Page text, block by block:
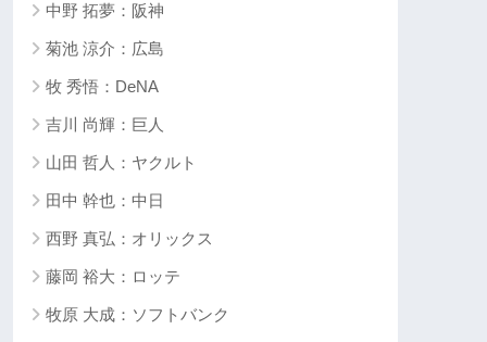
中野 拓夢：阪神
菊池 涼介：広島
牧 秀悟：DeNA
吉川 尚輝：巨人
山田 哲人：ヤクルト
田中 幹也：中日
西野 真弘：オリックス
藤岡 裕大：ロッテ
牧原 大成：ソフトバンク